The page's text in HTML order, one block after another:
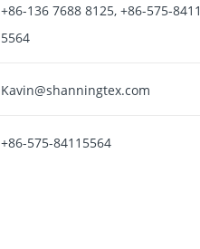
+86-136 7688 8125, +86-575-8411
5564
Kavin@shanningtex.com
+86-575-84115564